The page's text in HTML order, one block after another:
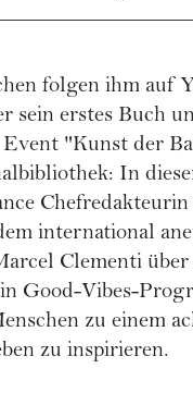
folgen ihm auf
sein erstes Buch
"Kunst der
In
international
Clementi über
Good-Vibes-
zu einem
zu inspirieren.